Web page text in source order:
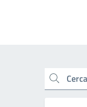
cerca